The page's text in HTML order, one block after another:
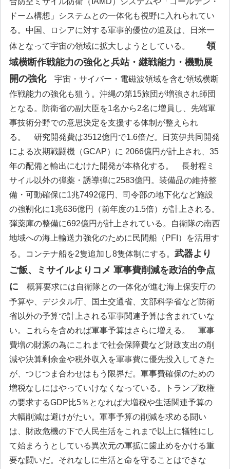
ドーム構想」システムとの一体化も視野に入れられてい
る。中国、ロシアに対する軍事的優位の追及は、日米一
体となって宇宙の領域に拡大しようとしている。
領
域横断作戦能力の強化と兵站・継戦能力・機動展
開の強化宇宙・サイバー・電磁波領域を含む領域横断
作戦能力の強化も狙う。沖縄の第15旅団が増強され師団
となる。防衛省の副大臣を1名から2名に増員し、先端軍
事技術分野での意思決定を支援する体制が整えられ
る。
研究開発費は3512億円で1.6倍だ。日英伊共同開発
による次期戦闘機（GCAP）に 2066億円が計上され、35
年の配備と輸出にむけた開発が本格化する。
長射程ミ
サイル以外の弾薬・誘導弾に2583億円。装備品の維持整
備・可動確保に1兆7492億円、司令部の地下化など施設
の強靭化に1兆636億円（前年度の1.5倍）が計上される。
弾薬庫の整備に692億円が計上されている。自衛隊の南西
地域への海上輸送力強化のために民間船（PFI）を活用す
る。コンテナ船を2隻追加し8隻体制にする。武器より
ご飯、ミサイルよりコメ 軍事費削減を政治的争点
に 概算要求には自衛隊との一体化が進む海上保安庁の
予算や、デジタル庁、国土交通省、文部科学省など防衛
省以外の予算で計上される軍事関連予算は含まれていな
い。これらを含めれば軍事予算はさらに増える。
軍事
費増の財源の為にこれまで社会保障費など財政支出の削
減や決算剰余金や税外収入を軍事費に優先投入してきた
が、つじつま合わせはもう限界だ。軍事費確保のための
増税なしにはやっていけなくなっている。トランプ政権
の要求するGDP比5％となれば大増税や生活関連予算の
大幅削減は避けがたい。軍事予算の削減を求める闘い
は、財政危機の下で人民生活をこれまで以上に犠牲にし
て始まろうとしている異次元の軍拡に歯止めをかける重
要な闘いだ。それなしに生活と命を守ることはできな